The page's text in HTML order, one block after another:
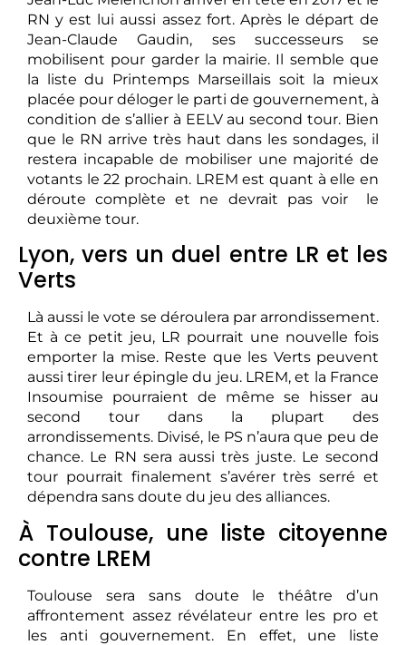
RN y est lui aussi assez fort. Après le départ de
Jean-Claude Gaudin, ses successeurs se
mobilisent pour garder la mairie. Il semble que
la liste du Printemps Marseillais soit la mieux
placée pour déloger le parti de gouvernement, à
condition de s’allier à EELV au second tour. Bien
que le RN arrive très haut dans les sondages, il
restera incapable de mobiliser une majorité de
votants le 22 prochain. LREM est quant à elle en
déroute complète et ne devrait pas voir le
deuxième tour.
Lyon, vers un duel entre LR et les
Verts
Là aussi le vote se déroulera par arrondissement.
Et à ce petit jeu, LR pourrait une nouvelle fois
emporter la mise. Reste que les Verts peuvent
aussi tirer leur épingle du jeu. LREM, et la France
Insoumise pourraient de même se hisser au
second tour dans la plupart des
arrondissements. Divisé, le PS n’aura que peu de
chance. Le RN sera aussi très juste. Le second
tour pourrait finalement s’avérer très serré et
dépendra sans doute du jeu des alliances.
À Toulouse, une liste citoyenne
contre LREM
Toulouse sera sans doute le théâtre d’un
affrontement assez révélateur entre les pro et
les anti gouvernement. En effet, une liste